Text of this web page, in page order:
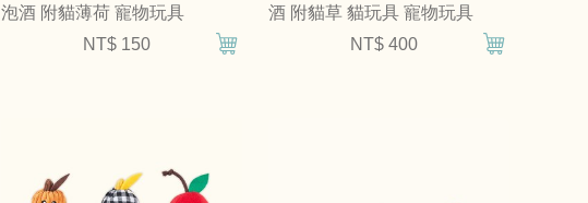
泡酒 附貓薄荷 寵物玩具
NT$ 150
酒 附貓草 貓玩具 寵物玩具
NT$ 400